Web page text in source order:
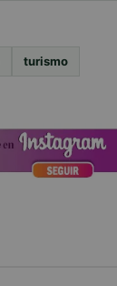
turismo